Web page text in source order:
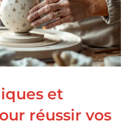
et
réussir vos